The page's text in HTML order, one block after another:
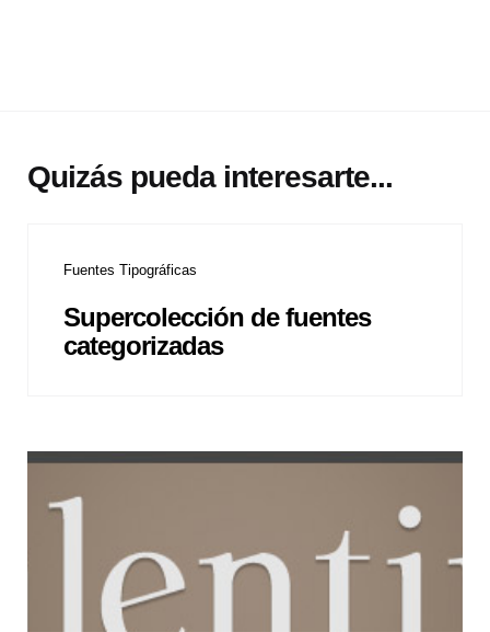
Quizás pueda interesarte...
Fuentes Tipográficas
Supercolección de fuentes
categorizadas